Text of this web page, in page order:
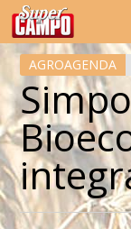
Temas de hoy
AGROAGENDA